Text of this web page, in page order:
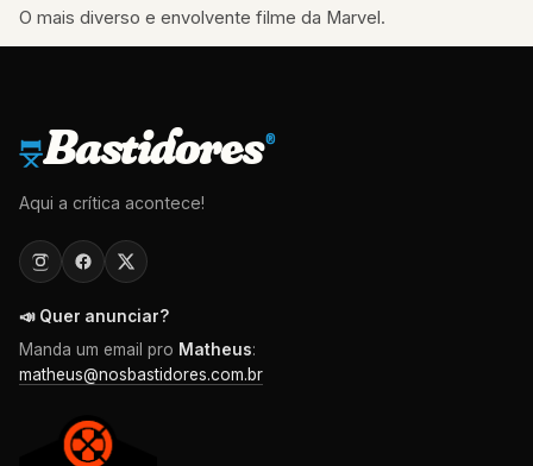
O mais diverso e envolvente filme da Marvel.
Bastidores®
Aqui a crítica acontece!
📣 Quer anunciar?
Manda um email pro Matheus:
matheus@nosbastidores.com.br